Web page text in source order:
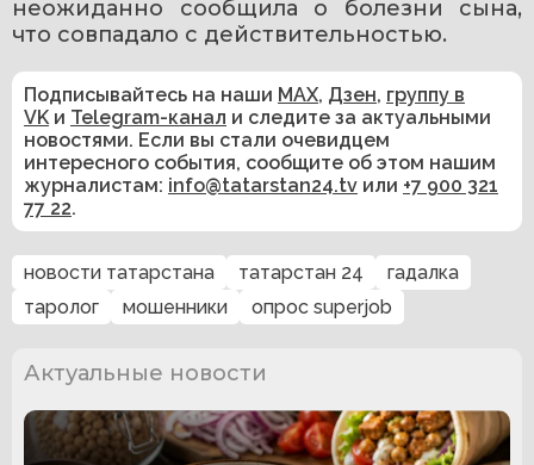
неожиданно сообщила о болезни сына,
что совпадало с действительностью.
Подписывайтесь на наши MAX, Дзен, группу в
VK и Telegram-канал и следите за актуальными
новостями. Если вы стали очевидцем
интересного события, сообщите об этом нашим
журналистам: info@tatarstan24.tv или +7 900 321
77 22.
новости татарстана татарстан 24
гадалка
таролог
мошенники опрос superjob
Актуальные новости